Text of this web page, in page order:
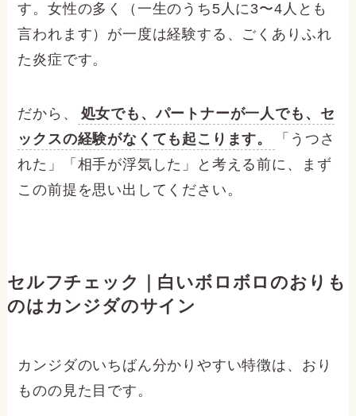
す。女性の多く（一生のうち5人に3〜4人とも
言われます）が一度は経験する、ごくありふれ
た炎症です。
だから、
処女でも、パートナーが一人でも、セ
ックスの経験がなくても起こります。
「うつさ
れた」「相手が浮気した」と考える前に、まず
この前提を思い出してください。
セルフチェック｜白いボロボロのおりも
のはカンジダのサイン
カンジダのいちばん分かりやすい特徴は、おり
ものの見た目です。